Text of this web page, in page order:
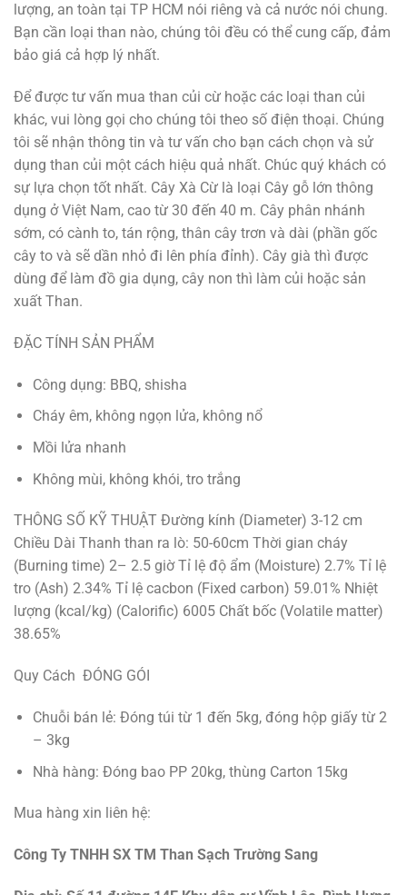
lượng, an toàn tại TP HCM nói riêng và cả nước nói chung.
Bạn cần loại than nào, chúng tôi đều có thể cung cấp, đảm
bảo giá cả hợp lý nhất.
Để được tư vấn mua than củi cừ hoặc các loại than củi
khác, vui lòng gọi cho chúng tôi theo số điện thoại. Chúng
tôi sẽ nhận thông tin và tư vấn cho bạn cách chọn và sử
dụng than củi một cách hiệu quả nhất. Chúc quý khách có
sự lựa chọn tốt nhất. Cây Xà Cừ là loại Cây gỗ lớn thông
dụng ở Việt Nam, cao từ 30 đến 40 m. Cây phân nhánh
sớm, có cành to, tán rộng, thân cây trơn và dài (phần gốc
cây to và sẽ dần nhỏ đi lên phía đỉnh). Cây già thì được
dùng để làm đồ gia dụng, cây non thì làm củi hoặc sản
xuất Than.
ĐẶC TÍNH SẢN PHẨM
Công dụng: BBQ, shisha
Cháy êm, không ngọn lửa, không nổ
Mồi lửa nhanh
Không mùi, không khói, tro trắng
THÔNG SỐ KỸ THUẬT Đường kính (Diameter) 3-12 cm
Chiều Dài Thanh than ra lò: 50-60cm Thời gian cháy
(Burning time) 2– 2.5 giờ Tỉ lệ độ ẩm (Moisture) 2.7% Tỉ lệ
tro (Ash) 2.34% Tỉ lệ cacbon (Fixed carbon) 59.01% Nhiệt
lượng (kcal/kg) (Calorific) 6005 Chất bốc (Volatile matter)
38.65%
Quy Cách ĐÓNG GÓI
Chuỗi bán lẻ: Đóng túi từ 1 đến 5kg, đóng hộp giấy từ 2
– 3kg
Nhà hàng: Đóng bao PP 20kg, thùng Carton 15kg
Mua hàng xin liên hệ:
Công Ty TNHH SX TM Than Sạch Trường Sang